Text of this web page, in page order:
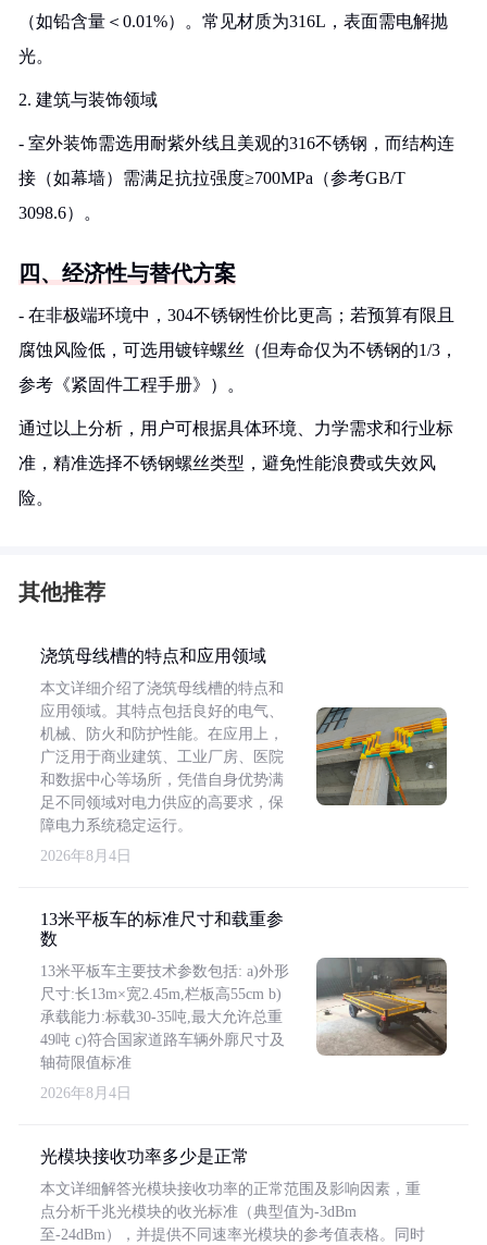
（如铅含量＜0.01%）。常见材质为316L，表面需电解抛
光。
2. 建筑与装饰领域
- 室外装饰需选用耐紫外线且美观的316不锈钢，而结构连
接（如幕墙）需满足抗拉强度≥700MPa（参考GB/T
3098.6）。
四、经济性与替代方案
- 在非极端环境中，304不锈钢性价比更高；若预算有限且
腐蚀风险低，可选用镀锌螺丝（但寿命仅为不锈钢的1/3，
参考《紧固件工程手册》）。
通过以上分析，用户可根据具体环境、力学需求和行业标
准，精准选择不锈钢螺丝类型，避免性能浪费或失效风
险。
其他推荐
浇筑母线槽的特点和应用领域
本文详细介绍了浇筑母线槽的特点和
应用领域。其特点包括良好的电气、
机械、防火和防护性能。在应用上，
广泛用于商业建筑、工业厂房、医院
和数据中心等场所，凭借自身优势满
足不同领域对电力供应的高要求，保
障电力系统稳定运行。
2026年8月4日
13米平板车的标准尺寸和载重参
数
13米平板车主要技术参数包括: a)外形
尺寸:长13m×宽2.45m,栏板高55cm b)
承载能力:标载30-35吨,最大允许总重
49吨 c)符合国家道路车辆外廓尺寸及
轴荷限值标准
2026年8月4日
光模块接收功率多少是正常
本文详细解答光模块接收功率的正常范围及影响因素，重
点分析千兆光模块的收光标准（典型值为-3dBm
至-24dBm），并提供不同速率光模块的参考值表格。同时